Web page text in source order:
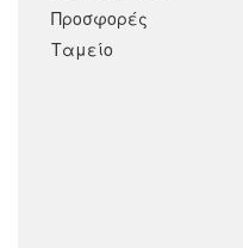
Προσφορές
Ταμείο